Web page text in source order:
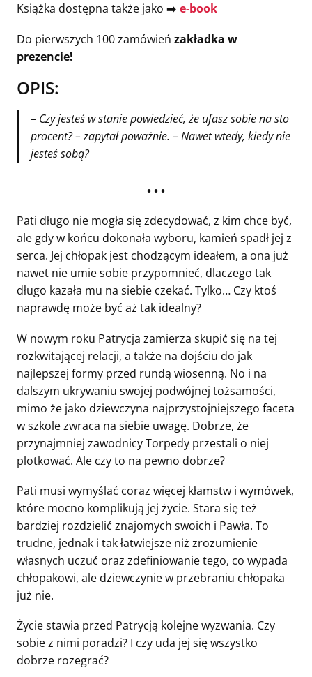
Książka dostępna także jako ➡️ e-book
Do pierwszych 100 zamówień zakładka w
prezencie!
OPIS:
– Czy jesteś w stanie powiedzieć, że ufasz sobie na sto
procent? – zapytał poważnie. – Nawet wtedy, kiedy nie
jesteś sobą?
• • •
Pati długo nie mogła się zdecydować, z kim chce być,
ale gdy w końcu dokonała wyboru, kamień spadł jej z
serca. Jej chłopak jest chodzącym ideałem, a ona już
nawet nie umie sobie przypomnieć, dlaczego tak
długo kazała mu na siebie czekać. Tylko… Czy ktoś
naprawdę może być aż tak idealny?
W nowym roku Patrycja zamierza skupić się na tej
rozkwitającej relacji, a także na dojściu do jak
najlepszej formy przed rundą wiosenną. No i na
dalszym ukrywaniu swojej podwójnej tożsamości,
mimo że jako dziewczyna najprzystojniejszego faceta
w szkole zwraca na siebie uwagę. Dobrze, że
przynajmniej zawodnicy Torpedy przestali o niej
plotkować. Ale czy to na pewno dobrze?
Pati musi wymyślać coraz więcej kłamstw i wymówek,
które mocno komplikują jej życie. Stara się też
bardziej rozdzielić znajomych swoich i Pawła. To
trudne, jednak i tak łatwiejsze niż zrozumienie
własnych uczuć oraz zdefiniowanie tego, co wypada
chłopakowi, ale dziewczynie w przebraniu chłopaka
już nie.
Życie stawia przed Patrycją kolejne wyzwania. Czy
sobie z nimi poradzi? I czy uda jej się wszystko
dobrze rozegrać?